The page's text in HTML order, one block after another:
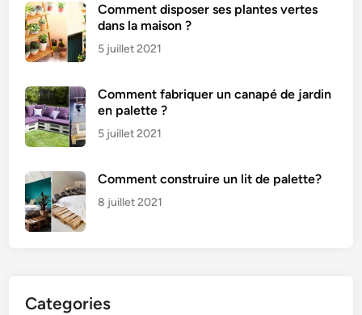
Comment disposer ses plantes vertes
dans la maison ?
5 juillet 2021
Comment fabriquer un canapé de jardin
en palette ?
5 juillet 2021
Comment construire un lit de palette?
8 juillet 2021
Categories